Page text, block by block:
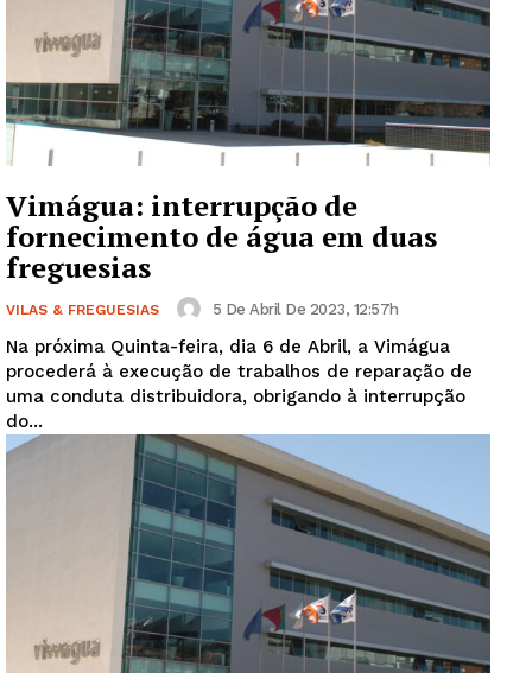
Guimarães, agora!
Vimágua: interrupção de
fornecimento de água em duas
freguesias
VILAS & FREGUESIAS 5 De Abril De 2023, 12:57h
Na próxima Quinta-feira, dia 6 de Abril, a Vimágua
procederá à execução de trabalhos de reparação de
uma conduta distribuidora, obrigando à interrupção
do...